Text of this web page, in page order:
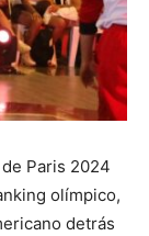
Paris 2024
olímpico,
detrás